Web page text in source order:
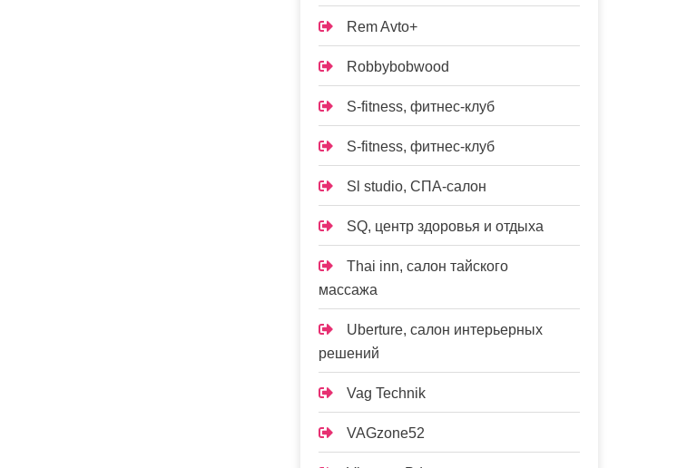
Rem Avto+
Robbybobwood
S-fitness, фитнес-клуб
S-fitness, фитнес-клуб
Sl studio, СПА-салон
SQ, центр здоровья и отдыха
Thai inn, салон тайского
массажа
Uberture, салон интерьерных
решений
Vag Technik
VAGzone52